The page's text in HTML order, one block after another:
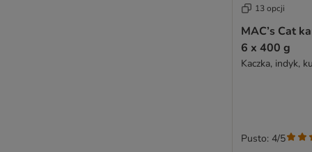
13 opcji
MAC’s Cat
6 x 400 g
Kaczka, indyk,
Pusto: 4/5